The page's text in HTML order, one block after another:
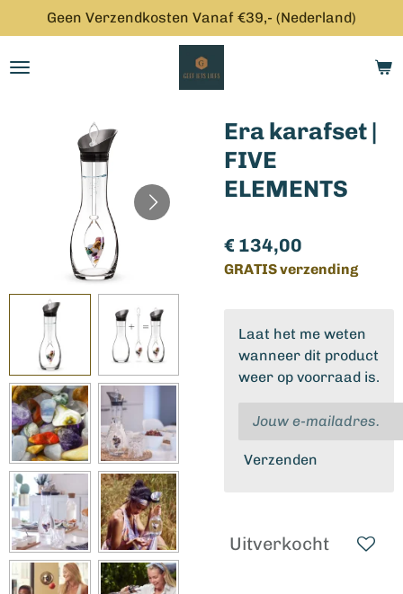
direct
naar
Geen Verzendkosten Vanaf €39,- (Nederland)
Era karafset |
FIVE
ELEMENTS
€ 134,00
GRATIS verzending
Laat het me weten
wanneer dit product
weer op voorraad is.
Verzenden
Uitverkocht